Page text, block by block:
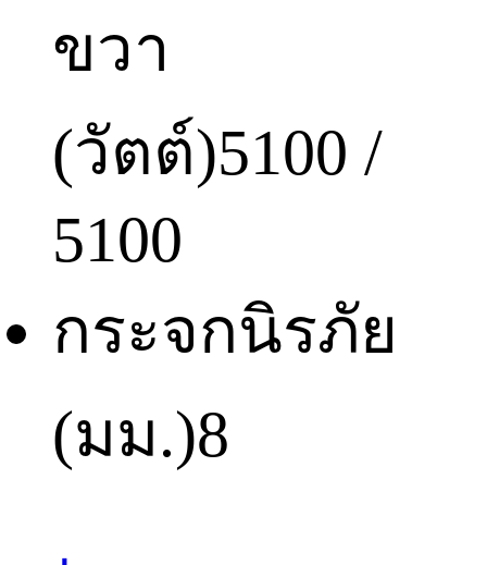
ขวา
(วัตต์)5100 /
5100
กระจกนิรภัย
(มม.)8